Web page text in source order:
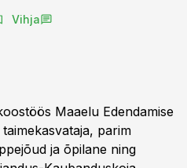
Vihja
Maaelu Edendamise
parim
ja õpilane ning